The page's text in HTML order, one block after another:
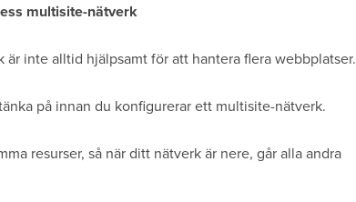
multisite-nätverk
inte alltid hjälpsamt för att hantera flera webbplatser.
på innan du konfigurerar ett multisite-nätverk.
resurser, så när ditt nätverk är nere, går alla andra